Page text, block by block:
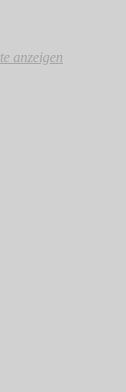
anzeigen